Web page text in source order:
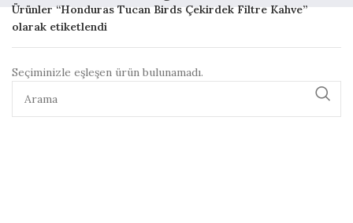
Ürünler “Honduras Tucan Birds Çekirdek Filtre Kahve”
olarak etiketlendi
Seçiminizle eşleşen ürün bulunamadı.